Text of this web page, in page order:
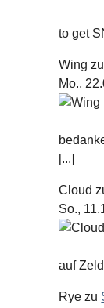
to get
Wing
Mo.,
[...]
Cloud
So.,
auf
Rye zu